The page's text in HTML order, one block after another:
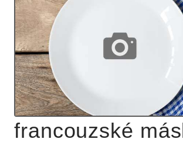
francouzské